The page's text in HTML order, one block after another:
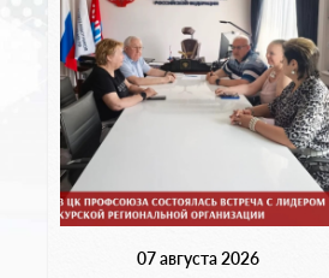
07 августа 2026